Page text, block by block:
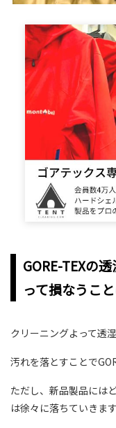
GORE-TEXの
って損なうこ
クリーニングよって透
汚れを落とすことで
ただし、新品製品には
は徐々に落ちていきます